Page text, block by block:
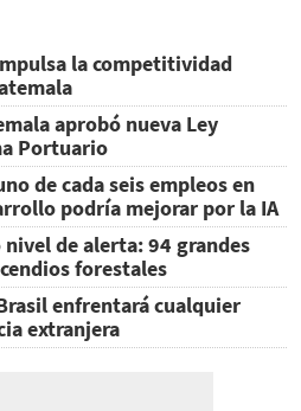
la competitividad
aprobó nueva Ley
Portuario
de cada seis empleos en
podría mejorar por la IA
nivel de alerta: 94 grandes
forestales
enfrentará cualquier
extranjera